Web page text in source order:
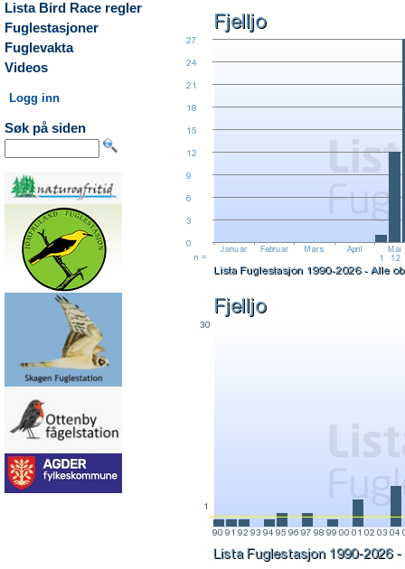
Lista Bird Race regler
Fuglestasjoner
Fuglevakta
Videos
Logg inn
Søk på siden